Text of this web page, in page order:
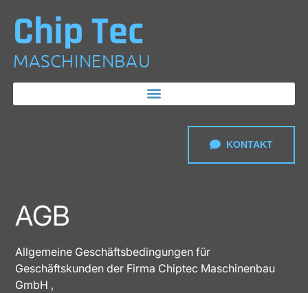
Chip Tec
MASCHINENBAU
KONTAKT
AGB
Allgemeine Geschäftsbedingungen für
Geschäftskunden der Firma Chiptec Maschinenbau
GmbH ,